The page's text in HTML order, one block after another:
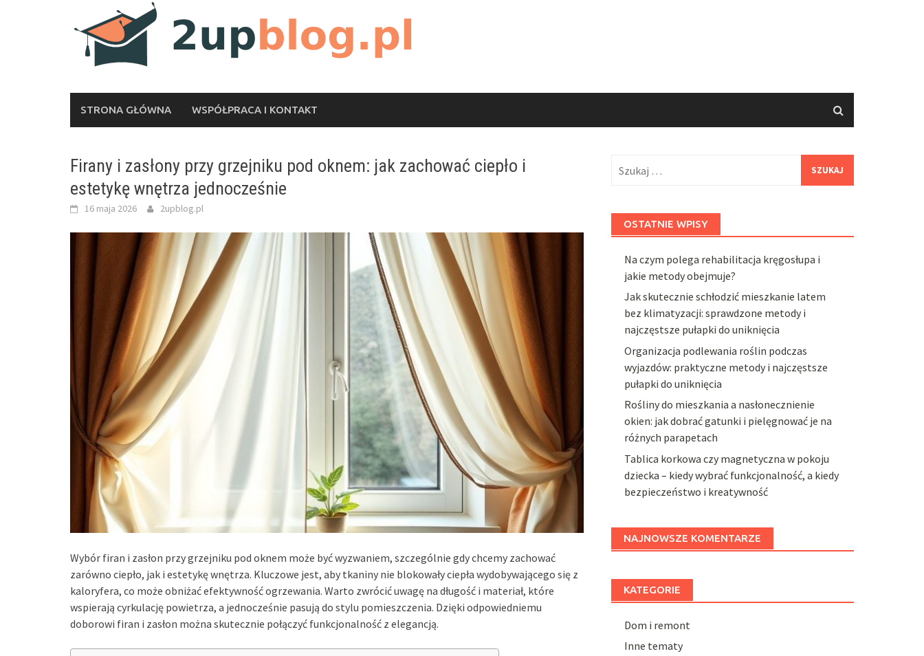
STRONA GŁÓWNA WSPÓŁPRACA I KONTAKT
Firany i zasłony przy grzejniku pod oknem: jak zachować ciepło i
estetykę wnętrza jednocześnie
16 maja 2026 2upblog.pl
Wybór firan i zasłon przy grzejniku pod oknem może być wyzwaniem, szczególnie gdy chcemy zachować
zarówno ciepło, jak i estetykę wnętrza. Kluczowe jest, aby tkaniny nie blokowały ciepła wydobywającego się z
kaloryfera, co może obniżać efektywność ogrzewania. Warto zwrócić uwagę na długość i materiał, które
wspierają cyrkulację powietrza, a jednocześnie pasują do stylu pomieszczenia. Dzięki odpowiedniemu
doborowi firan i zasłon można skutecznie połączyć funkcjonalność z elegancją.
OSTATNIE WPISY
Na czym polega rehabilitacja kręgosłupa i
jakie metody obejmuje?
Jak skutecznie schłodzić mieszkanie latem
bez klimatyzacji: sprawdzone metody i
najczęstsze pułapki do uniknięcia
Organizacja podlewania roślin podczas
wyjazdów: praktyczne metody i najczęstsze
pułapki do uniknięcia
Rośliny do mieszkania a nasłonecznienie
okien: jak dobrać gatunki i pielęgnować je na
różnych parapetach
Tablica korkowa czy magnetyczna w pokoju
dziecka – kiedy wybrać funkcjonalność, a kiedy
bezpieczeństwo i kreatywność
NAJNOWSZE KOMENTARZE
KATEGORIE
Dom i remont
Inne tematy